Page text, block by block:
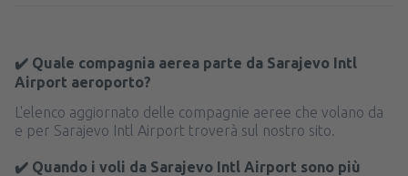
✔️ Quale compagnia aerea parte da Sarajevo Intl
Airport aeroporto?
L'elenco aggiornato delle compagnie aeree che volano da
e per Sarajevo Intl Airport troverà sul nostro sito.
✔️ Quando i voli da Sarajevo Intl Airport sono più